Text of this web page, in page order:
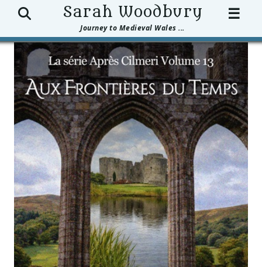
Sarah Woodbury
Journey to Medieval Wales ...
Search ☰